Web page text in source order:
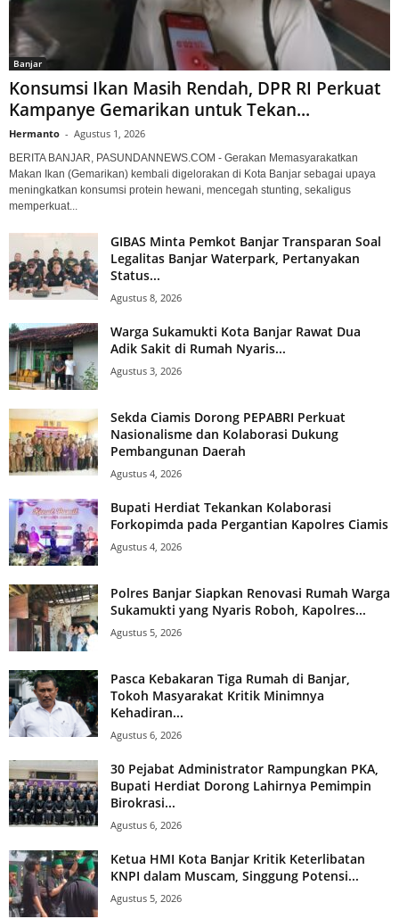
Banjar
Konsumsi Ikan Masih Rendah, DPR RI Perkuat
Kampanye Gemarikan untuk Tekan...
Hermanto - Agustus 1, 2026
BERITA BANJAR, PASUNDANNEWS.COM - Gerakan Memasyarakatkan
Makan Ikan (Gemarikan) kembali digelorakan di Kota Banjar sebagai upaya
meningkatkan konsumsi protein hewani, mencegah stunting, sekaligus
memperkuat...
GIBAS Minta Pemkot Banjar Transparan Soal
Legalitas Banjar Waterpark, Pertanyakan
Status...
Agustus 8, 2026
Warga Sukamukti Kota Banjar Rawat Dua
Adik Sakit di Rumah Nyaris...
Agustus 3, 2026
Sekda Ciamis Dorong PEPABRI Perkuat
Nasionalisme dan Kolaborasi Dukung
Pembangunan Daerah
Agustus 4, 2026
Bupati Herdiat Tekankan Kolaborasi
Forkopimda pada Pergantian Kapolres Ciamis
Agustus 4, 2026
Polres Banjar Siapkan Renovasi Rumah Warga
Sukamukti yang Nyaris Roboh, Kapolres...
Agustus 5, 2026
Pasca Kebakaran Tiga Rumah di Banjar,
Tokoh Masyarakat Kritik Minimnya
Kehadiran...
Agustus 6, 2026
30 Pejabat Administrator Rampungkan PKA,
Bupati Herdiat Dorong Lahirnya Pemimpin
Birokrasi...
Agustus 6, 2026
Ketua HMI Kota Banjar Kritik Keterlibatan
KNPI dalam Muscam, Singgung Potensi...
Agustus 5, 2026